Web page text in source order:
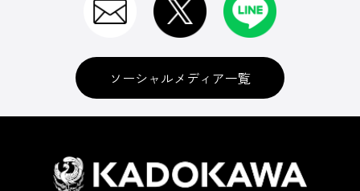
ソーシャルメディア一覧